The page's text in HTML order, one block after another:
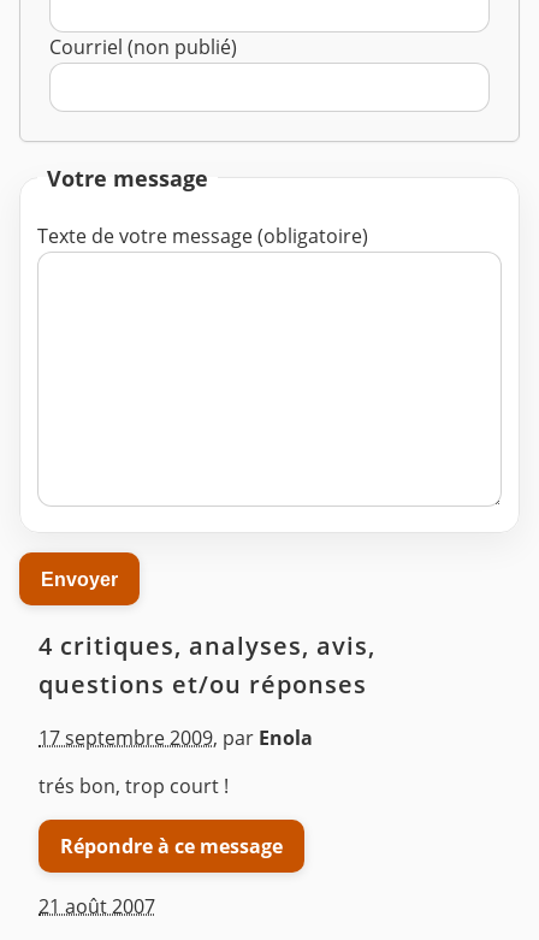
Courriel (non publié)
Votre message
Texte de votre message (obligatoire)
4 critiques, analyses, avis,
questions et/ou réponses
17 septembre 2009, par Enola
trés bon, trop court !
Répondre à ce message
21 août 2007